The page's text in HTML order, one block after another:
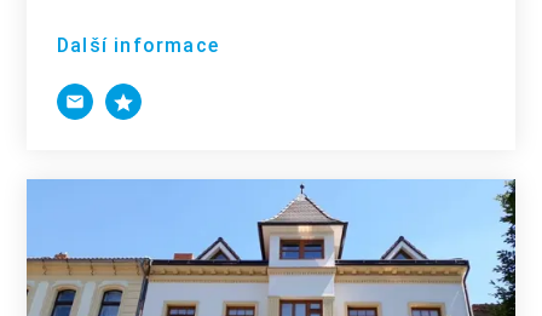
Další informace